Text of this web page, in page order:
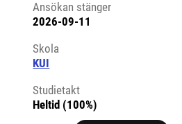
Ansökan stänger
2026-09-11
Skola
KUI
Studietakt
Heltid (100%)